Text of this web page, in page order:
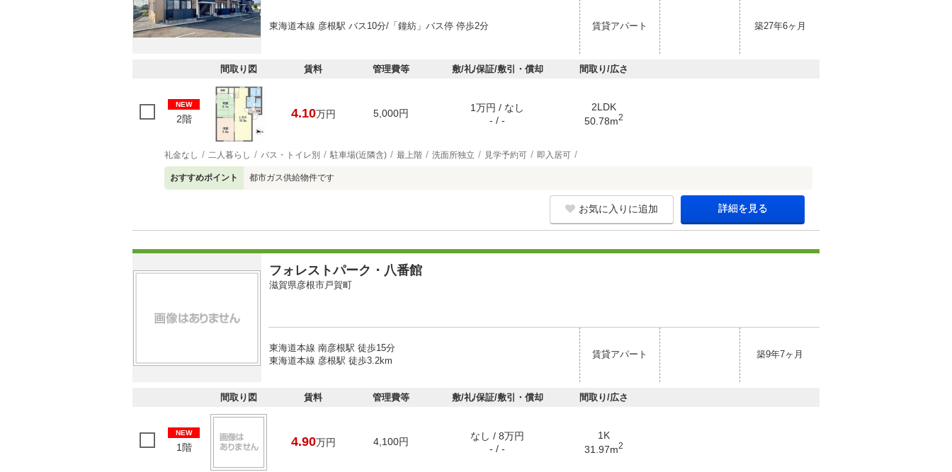
東海道本線 彦根駅 バス10分/「鐘紡」バス停 停歩2分 賃貸アパート 築27年6ヶ月
間取り図 賃料 管理費等 敷/礼/保証/敷引・償却 間取り/広さ
NEW
2階 4.10万円 5,000円
1万円 / なし
- / -
2LDK
50.78m2
礼金なし 二人暮らし バス・トイレ別 駐車場(近隣含) 最上階 洗面所独立 見学予約可 即入居可
おすすめポイント 都市ガス供給物件です
お気に入りに追加 詳細を見る
フォレストパーク・八番館
滋賀県彦根市戸賀町
東海道本線 南彦根駅 徒歩15分
東海道本線 彦根駅 徒歩3.2km
賃貸アパート 築9年7ヶ月
間取り図 賃料 管理費等 敷/礼/保証/敷引・償却 間取り/広さ
NEW
1階 4.90万円 4,100円
なし / 8万円
- / -
1K
31.97m2